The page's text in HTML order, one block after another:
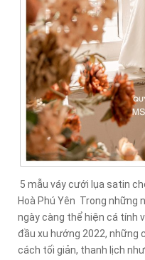
5 mẫu váy cưới lụa satin
Hoà Phú Yên Trong những
ngày càng thể hiện cá tính
đầu xu hướng 2022, những
cách tối giản, thanh lịch